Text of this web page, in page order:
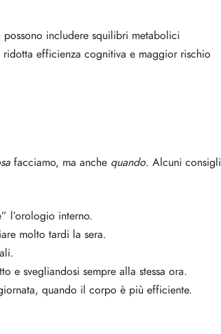
possono includere squilibri metabolici
ridotta efficienza cognitiva e maggior rischio
facciamo, ma anche quando. Alcuni consigli
l’orologio interno.
molto tardi la sera.
e svegliandosi sempre alla stessa ora.
quando il corpo è più efficiente.